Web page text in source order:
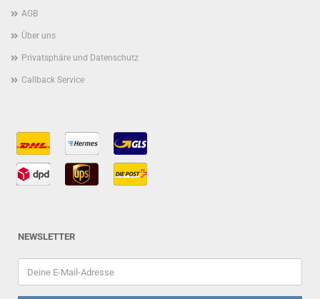
AGB
Über uns
Privatsphäre und Datenschutz
Callback Service
NEWSLETTER